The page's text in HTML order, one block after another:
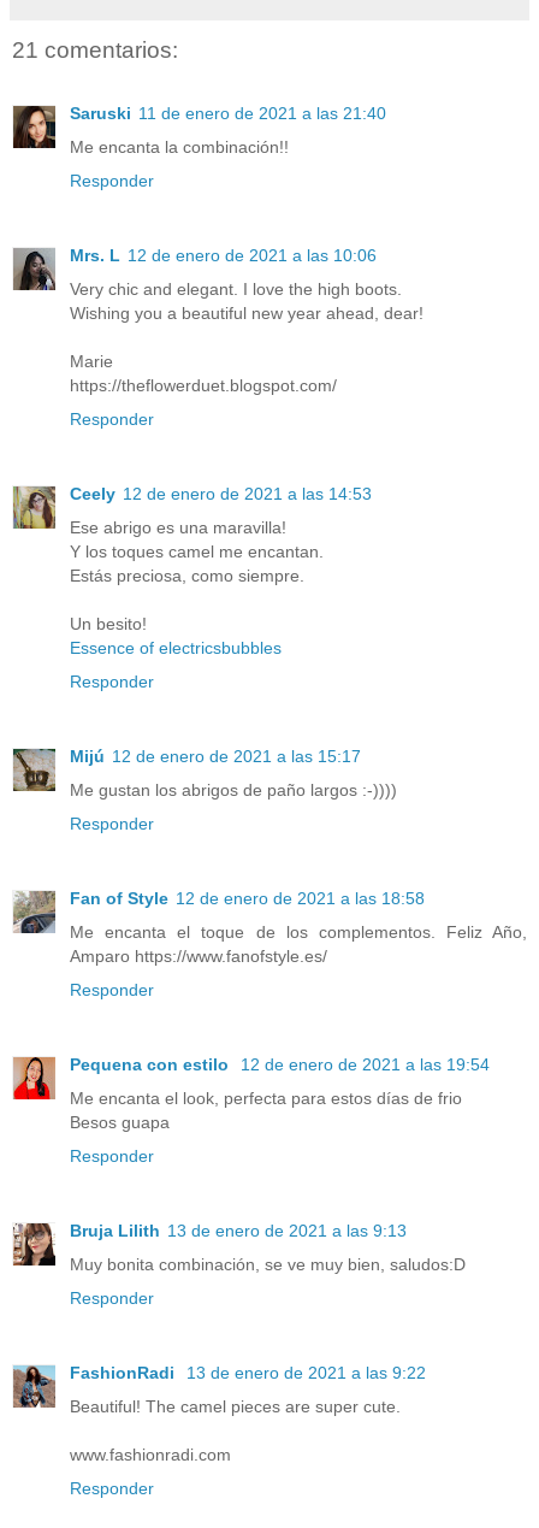
21 comentarios:
Saruski 11 de enero de 2021 a las 21:40
Me encanta la combinación!!
Responder
Mrs. L 12 de enero de 2021 a las 10:06
Very chic and elegant. I love the high boots.
Wishing you a beautiful new year ahead, dear!
Marie
https://theflowerduet.blogspot.com/
Responder
Ceely 12 de enero de 2021 a las 14:53
Ese abrigo es una maravilla!
Y los toques camel me encantan.
Estás preciosa, como siempre.
Un besito!
Essence of electricsbubbles
Responder
Mijú 12 de enero de 2021 a las 15:17
Me gustan los abrigos de paño largos :-))))
Responder
Fan of Style 12 de enero de 2021 a las 18:58
Me encanta el toque de los complementos. Feliz Año,
Amparo https://www.fanofstyle.es/
Responder
Pequena con estilo
12 de enero de 2021 a las 19:54
Me encanta el look, perfecta para estos días de frio
Besos guapa
Responder
Bruja Lilith 13 de enero de 2021 a las 9:13
Muy bonita combinación, se ve muy bien, saludos:D
Responder
FashionRadi
13 de enero de 2021 a las 9:22
Beautiful! The camel pieces are super cute.
www.fashionradi.com
Responder